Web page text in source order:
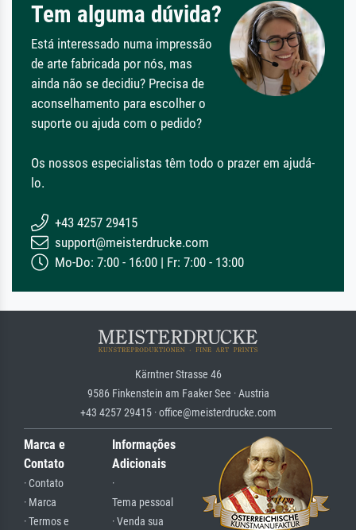
Tem alguma dúvida?
Está interessado numa impressão
de arte fabricada por nós, mas
ainda não se decidiu? Precisa de
aconselhamento para escolher o
suporte ou ajuda com o pedido?
Os nossos especialistas têm todo o prazer em ajudá-
lo.
+43 4257 29415
support@meisterdrucke.com
Mo-Do: 7:00 - 16:00 | Fr: 7:00 - 13:00
Kärntner Strasse 46
9586 Finkenstein am Faaker See · Austria
+43 4257 29415 · office@meisterdrucke.com
Marca e
Contato
· Contato
· Marca
· Termos e
Informações
Adicionais
·
Tema pessoal
· Venda sua